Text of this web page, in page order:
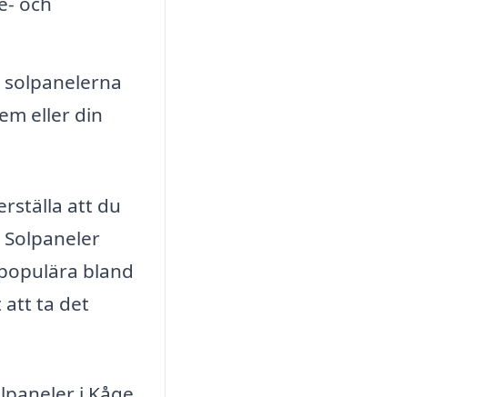
eller din
att du
bland
att ta det